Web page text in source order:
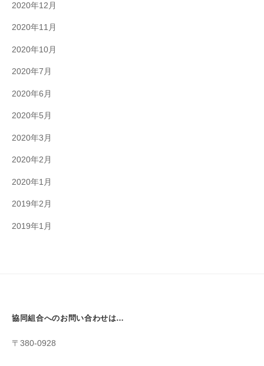
2020年12月
2020年11月
2020年10月
2020年7月
2020年6月
2020年5月
2020年3月
2020年2月
2020年1月
2019年2月
2019年1月
協同組合へのお問い合わせは…
〒380-0928